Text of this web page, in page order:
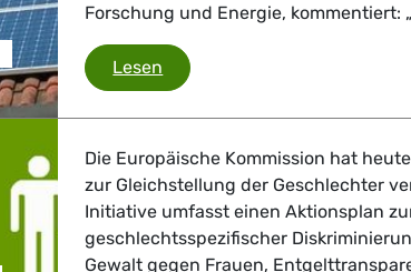
Forschung und Energie, kommentiert:
Lesen Strategie für Kleine und
Die Europäische Kommission hat
zur Gleichstellung der Geschlechter
Initiative umfasst einen Aktionsplan
geschlechtsspezifischer
Gewalt gegen Frauen,